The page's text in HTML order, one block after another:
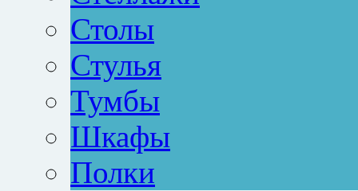
Столы
Стулья
Тумбы
Шкафы
Полки